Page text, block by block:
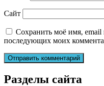
Сайт
Сохранить моё имя, email
последующих моих
Разделы сайта